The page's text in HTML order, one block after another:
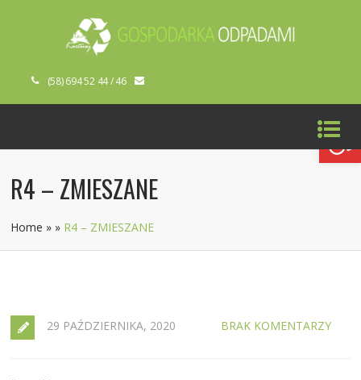
Open toolbar
(58) 694 52 44 / 46
R4 – ZMIESZANE
Home » » R4 – ZMIESZANE
29 PAŹDZIERNIKA, 2020 BRAK KOMENTARZY